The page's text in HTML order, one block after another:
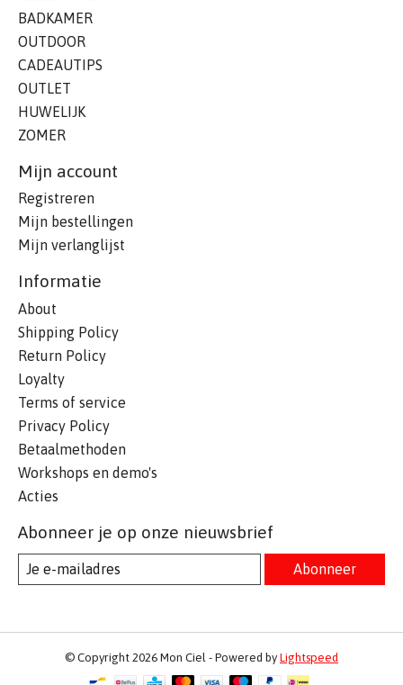
BADKAMER
OUTDOOR
CADEAUTIPS
OUTLET
HUWELIJK
ZOMER
Mijn account
Registreren
Mijn bestellingen
Mijn verlanglijst
Informatie
About
Shipping Policy
Return Policy
Loyalty
Terms of service
Privacy Policy
Betaalmethoden
Workshops en demo's
Acties
Abonneer je op onze nieuwsbrief
Abonneer
© Copyright 2026 Mon Ciel - Powered by Lightspeed